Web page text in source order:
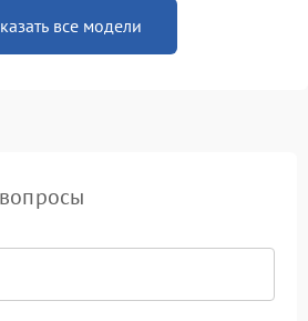
все модели